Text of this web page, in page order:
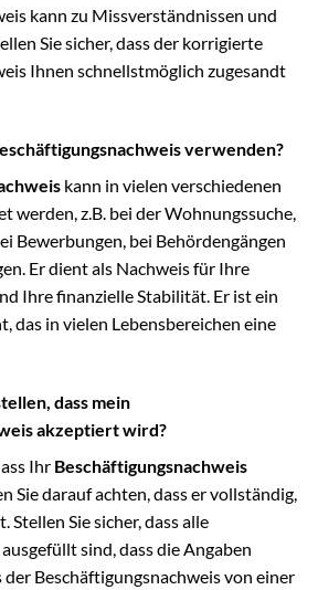
kann zu Missverständnissen und
Sie sicher, dass der korrigierte
Ihnen schnellstmöglich zugesandt
verwenden?
kann in vielen verschiedenen
werden, z.B. bei der Wohnungssuche,
Bewerbungen, bei Behördengängen
Er dient als Nachweis für Ihre
Ihre finanzielle Stabilität. Er ist ein
das in vielen Lebensbereichen eine
dass mein
akzeptiert wird?
Ihr Beschäftigungsnachweis
Sie darauf achten, dass er vollständig,
Sie sicher, dass alle
sind, dass die Angaben
Beschäftigungsnachweis von einer